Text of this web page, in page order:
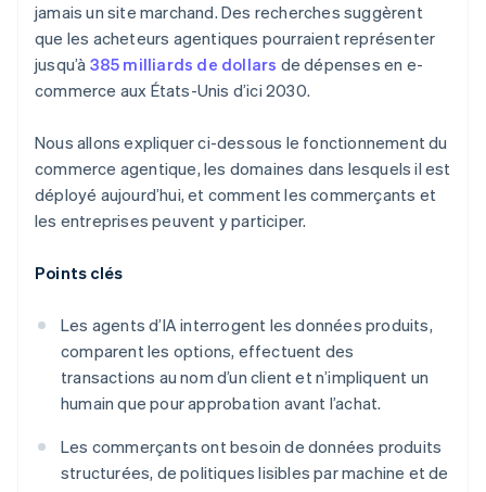
jamais un site marchand. Des recherches suggèrent
que les acheteurs agentiques pourraient représenter
jusqu’à 385 milliards de dollars de dépenses en e-
commerce aux États-Unis d’ici 2030.
Nous allons expliquer ci-dessous le fonctionnement du
commerce agentique, les domaines dans lesquels il est
déployé aujourd’hui, et comment les commerçants et
les entreprises peuvent y participer.
Points clés
Les agents d’IA interrogent les données produits,
comparent les options, effectuent des
transactions au nom d’un client et n’impliquent un
humain que pour approbation avant l’achat.
Les commerçants ont besoin de données produits
structurées, de politiques lisibles par machine et de